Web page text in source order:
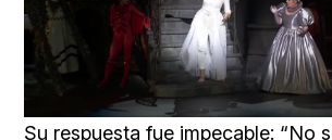
Unmute Loaded:
25.99%
Su respuesta fue impecable: “No